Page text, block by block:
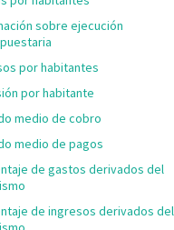
sobre ejecución
por habitantes
por habitante
medio de cobro
medio de pagos
de gastos derivados del
de ingresos derivados del